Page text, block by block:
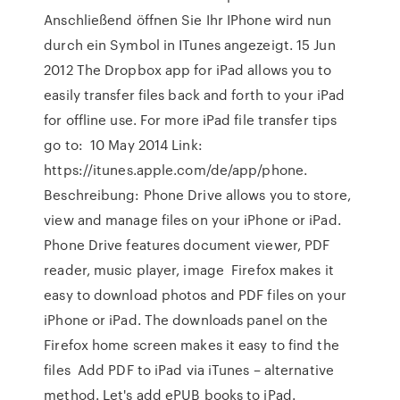
Anschließend öffnen Sie Ihr IPhone wird nun
durch ein Symbol in ITunes angezeigt. 15 Jun
2012 The Dropbox app for iPad allows you to
easily transfer files back and forth to your iPad
for offline use. For more iPad file transfer tips
go to: 10 May 2014 Link:
https://itunes.apple.com/de/app/phone.
Beschreibung: Phone Drive allows you to store,
view and manage files on your iPhone or iPad.
Phone Drive features document viewer, PDF
reader, music player, image Firefox makes it
easy to download photos and PDF files on your
iPhone or iPad. The downloads panel on the
Firefox home screen makes it easy to find the
files Add PDF to iPad via iTunes – alternative
method. Let's add ePUB books to iPad.